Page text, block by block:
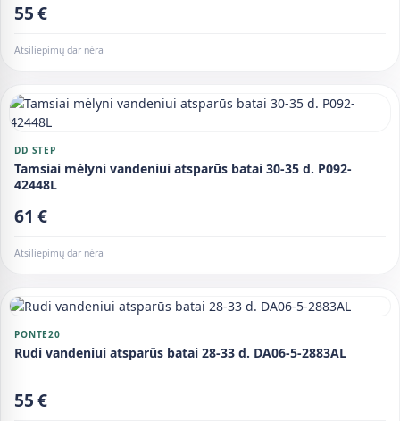
55 €
Atsiliepimų dar nėra
DD STEP
Tamsiai mėlyni vandeniui atsparūs batai 30-35 d. P092-
42448L
61 €
Atsiliepimų dar nėra
PONTE20
Rudi vandeniui atsparūs batai 28-33 d. DA06-5-2883AL
55 €